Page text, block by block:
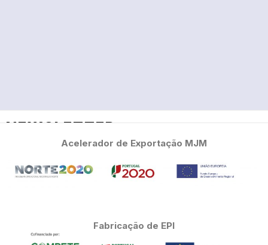
Acelerador de Exportação MJM
Fabricação de EPI
NEWSLETTER
Declaro que li e aceito aDeclaração de Proteção